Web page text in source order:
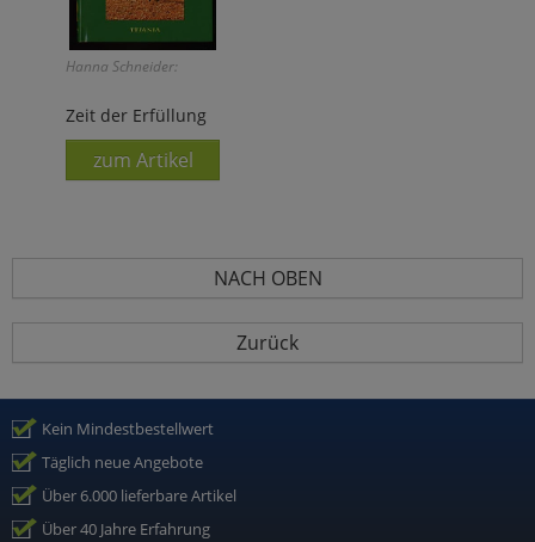
Hanna Schneider:
Zeit der Erfüllung
zum Artikel
NACH OBEN
Zurück
Kein Mindestbestellwert
Täglich neue Angebote
Über 6.000 lieferbare Artikel
Über 40 Jahre Erfahrung